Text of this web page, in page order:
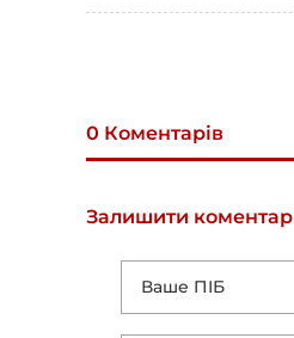
0 Коментарів
Залишити коментар